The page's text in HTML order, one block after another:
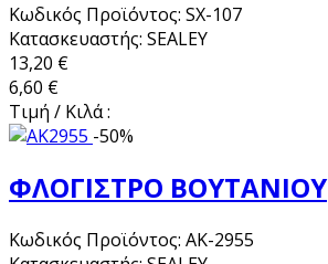
Κωδικός Προϊόντος: SX-107
Κατασκευαστής: SEALEY
13,20 €
6,60 €
Τιμή / Κιλά :
-50%
ΦΛΟΓΙΣΤΡΟ ΒΟΥΤΑΝΙΟΥ
Κωδικός Προϊόντος: AK-2955